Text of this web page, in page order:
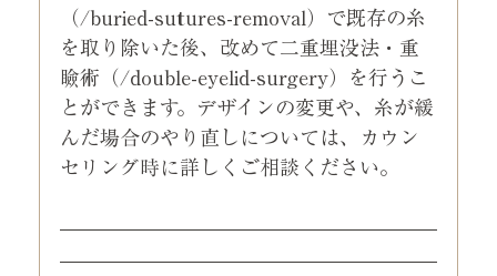
（/buried-sutures-removal）で既存の糸
を取り除いた後、改めて二重埋没法・重
瞼術（/double-eyelid-surgery）を行うこ
とができます。デザインの変更や、糸が緩
んだ場合のやり直しについては、カウン
セリング時に詳しくご相談ください。